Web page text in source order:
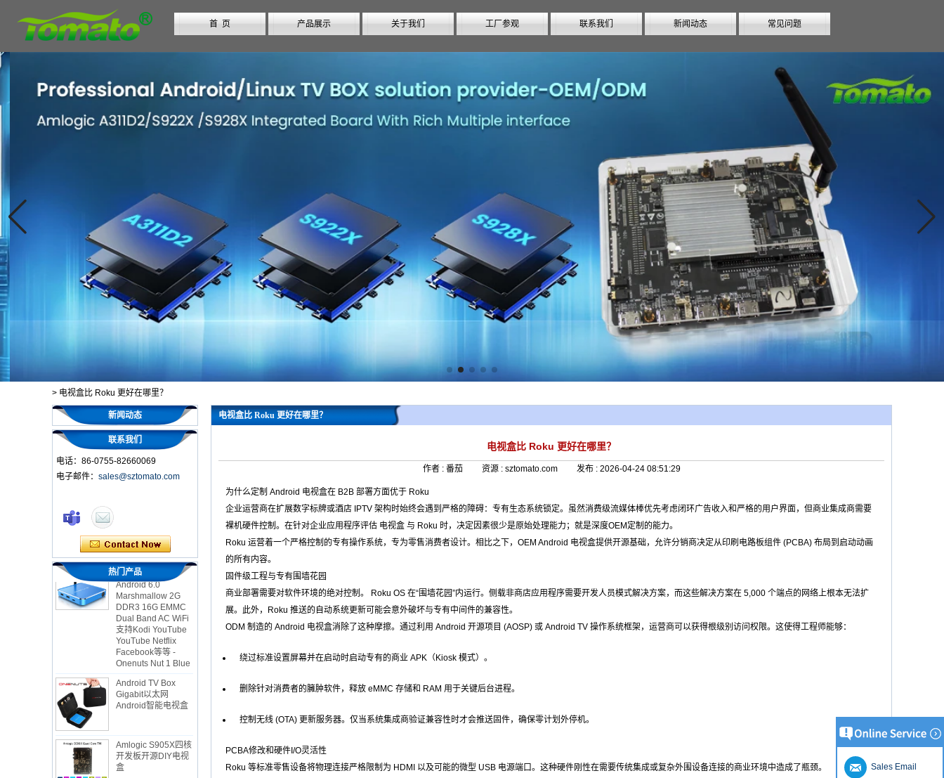
首 页 产品展示 关于我们 工厂参观 联系我们 新闻动态 常见问题
> 电视盒比 Roku 更好在哪里？
新闻动态
联系我们
电话：86-0755-82660069
电子邮件： sales@sztomato.com
热门产品
2英寸1八颗核心流媒
体玩家和游戏
Android 6.0
Marshmallow 2G
DDR3 16G EMMC
Dual Band AC WiFi
支持Kodi YouTube
YouTube Netflix
Facebook等等 -
Onenuts Nut 1 Blue
Android TV Box
Gigabit以太网
Android智能电视盒
Amlogic S905X四核
开发板开源DIY电视
盒
电视盒比 Roku 更好在哪里？
电视盒比 Roku 更好在哪里？
作者 : 番茄 资源 : sztomato.com 发布 : 2026-04-24 08:51:29
为什么定制 Android 电视盒在 B2B 部署方面优于 Roku
企业运营商在扩展数字标牌或酒店 IPTV 架构时始终会遇到严格的障碍：专有生态系统锁定。虽然消费级流媒体棒优先考虑闭环广告收入和严格的用户界面，但商业集成商需要
裸机硬件控制。在针对企业应用程序评估 电视盒 与 Roku 时，决定因素很少是原始处理能力；就是深度OEM定制的能力。
Roku 运营着一个严格控制的专有操作系统，专为零售消费者设计。相比之下，OEM Android 电视盒提供开源基础，允许分销商决定从印刷电路板组件 (PCBA) 布局到启动动画
的所有内容。
固件级工程与专有围墙花园
商业部署需要对软件环境的绝对控制。 Roku OS 在“围墙花园”内运行。侧载非商店应用程序需要开发人员模式解决方案，而这些解决方案在 5,000 个端点的网络上根本无法扩
展。此外，Roku 推送的自动系统更新可能会意外破坏与专有中间件的兼容性。
ODM 制造的 Android 电视盒消除了这种摩擦。通过利用 Android 开源项目 (AOSP) 或 Android TV 操作系统框架，运营商可以获得根级别访问权限。这使得工程师能够：
绕过标准设置屏幕并在启动时启动专有的商业 APK（Kiosk 模式）。
删除针对消费者的臃肿软件，释放 eMMC 存储和 RAM 用于关键后台进程。
控制无线 (OTA) 更新服务器。仅当系统集成商验证兼容性时才会推送固件，确保零计划外停机。
PCBA修改和硬件I/O灵活性
Roku 等标准零售设备将物理连接严格限制为 HDMI 以及可能的微型 USB 电源端口。这种硬件刚性在需要传统集成或复杂外围设备连接的商业环境中造成了瓶颈。
Sales Email